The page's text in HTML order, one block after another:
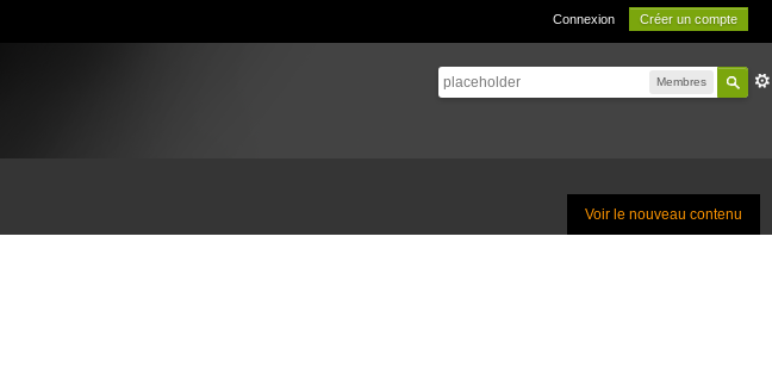
Connexion Créer un compte
Membres
Voir le nouveau contenu